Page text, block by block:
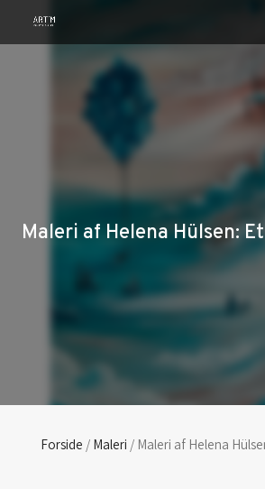
Maleri af Helena Hülsen:
Forside / Maleri / Maleri af Helena